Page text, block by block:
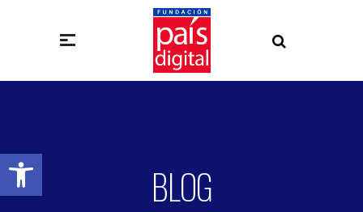
Abrir barra de herramientas
BLOG